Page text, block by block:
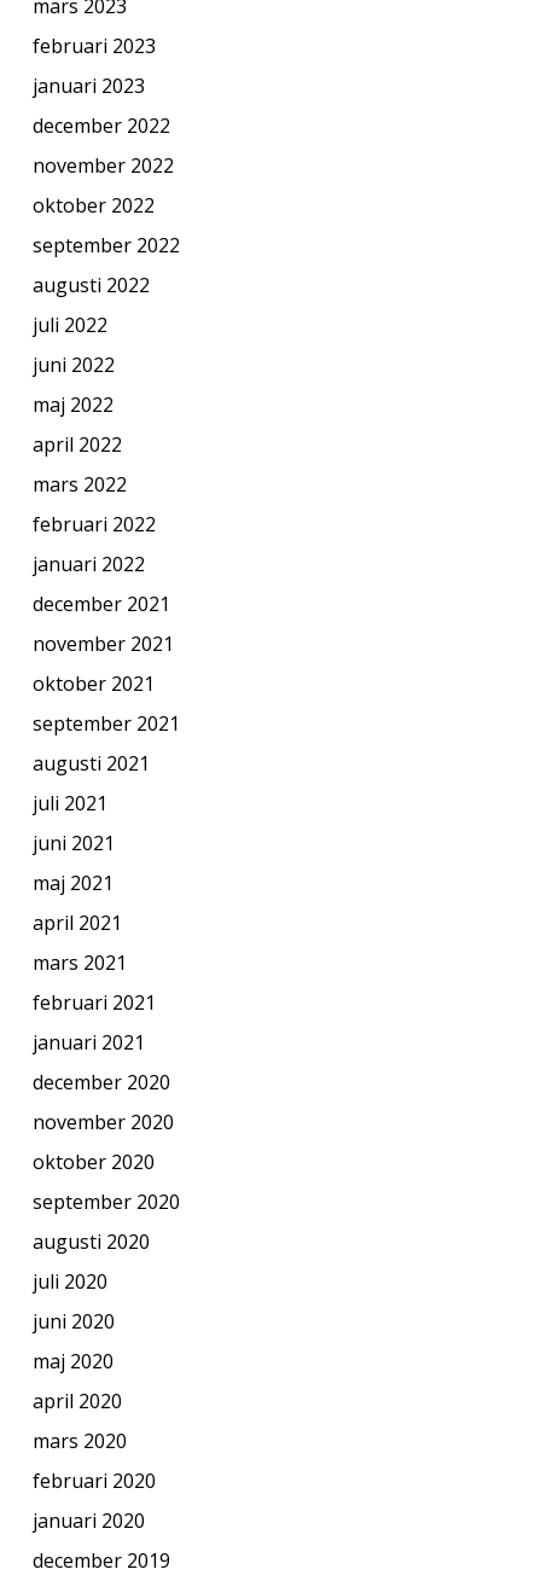
mars 2023
februari 2023
januari 2023
december 2022
november 2022
oktober 2022
september 2022
augusti 2022
juli 2022
juni 2022
maj 2022
april 2022
mars 2022
februari 2022
januari 2022
december 2021
november 2021
oktober 2021
september 2021
augusti 2021
juli 2021
juni 2021
maj 2021
april 2021
mars 2021
februari 2021
januari 2021
december 2020
november 2020
oktober 2020
september 2020
augusti 2020
juli 2020
juni 2020
maj 2020
april 2020
mars 2020
februari 2020
januari 2020
december 2019